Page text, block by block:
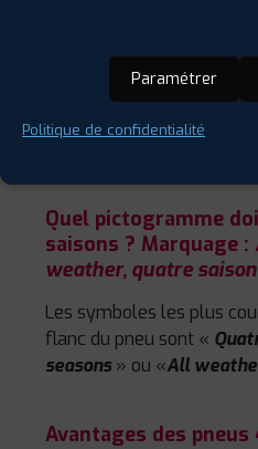
conçus avec une gomme
une certaine flexibilité
température allant des
Quel pictogramme
saisons ? Marquage :
weather, quatre
Les symboles les plus
flanc du pneu sont «
seasons » ou «All
Avantages des pneus
Paramétrer
Politique de confidentialité